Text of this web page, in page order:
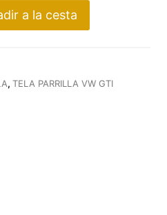
a la cesta
, TELA PARRILLA VW GTI